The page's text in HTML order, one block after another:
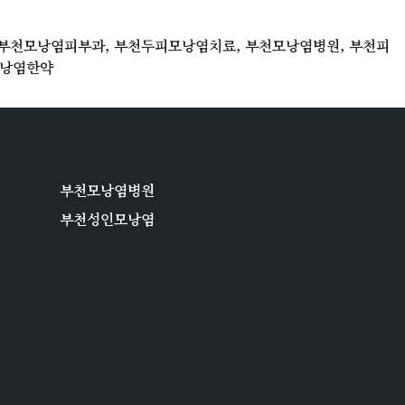
모낭염피부과, 부천두피모낭염치료, 부천모낭염병원, 부천피
염한약
부천모낭염병원
부천성인모낭염